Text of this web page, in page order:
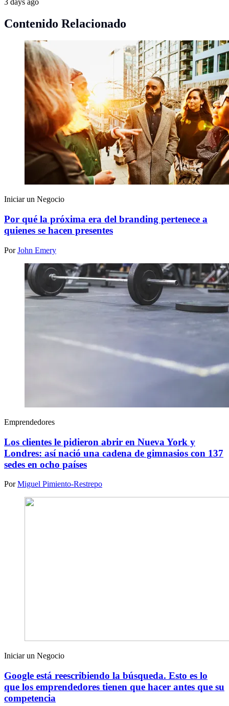
Contenido Relacionado
Iniciar un Negocio
Por qué la próxima era del branding pertenece a
quienes se hacen presentes
PorJohn Emery
Emprendedores
Los clientes le pidieron abrir en Nueva York y
Londres: así nació una cadena de gimnasios con 137
sedes en ocho países
PorMiguel Pimiento-Restrepo
Iniciar un Negocio
Google está reescribiendo la búsqueda. Esto es lo
que los emprendedores tienen que hacer antes que su
competencia